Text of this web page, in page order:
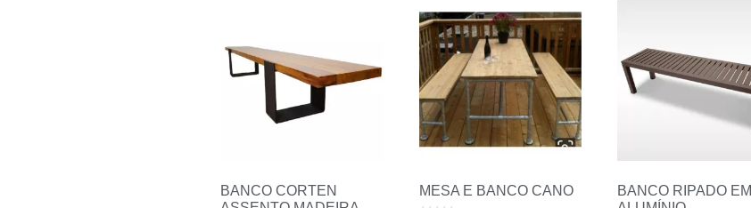
BANCO CORTEN
MESA E BANCO CANO
BANCO RIPADO EM